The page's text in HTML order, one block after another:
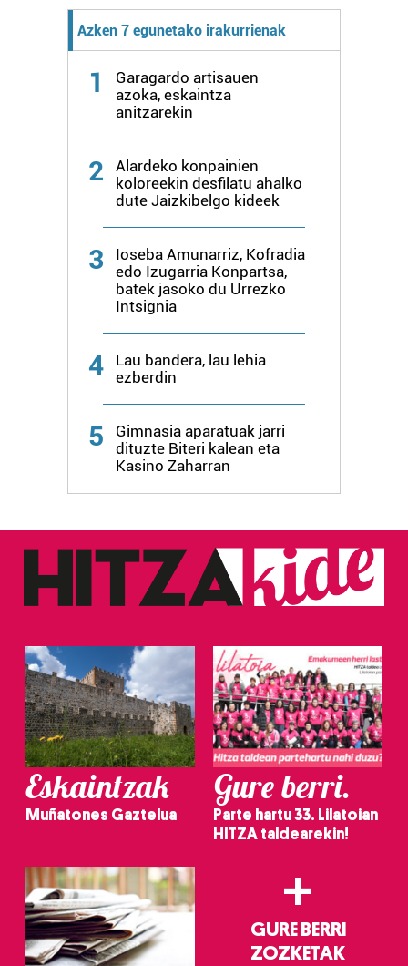
Azken 7 egunetako irakurrienak
1
Garagardo artisauen
azoka, eskaintza
anitzarekin
2
Alardeko konpainien
koloreekin desfilatu ahalko
dute Jaizkibelgo kideek
3
Ioseba Amunarriz, Kofradia
edo Izugarria Konpartsa,
batek jasoko du Urrezko
Intsignia
4
Lau bandera, lau lehia
ezberdin
5
Gimnasia aparatuak jarri
dituzte Biteri kalean eta
Kasino Zaharran
Eskaintzak
Muñatones Gaztelua
Gure berri.
Parte hartu 33. Lilatoian
HITZA taldearekin!
+
GURE BERRI
ZOZKETAK